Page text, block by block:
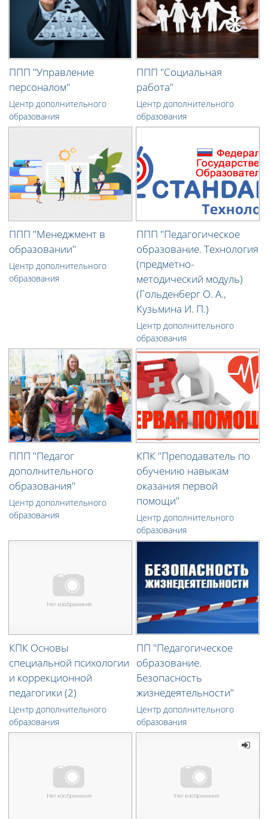
ППП "Управление
персоналом"
Центр дополнительного
образования
ППП "Социальная
работа"
Центр дополнительного
образования
ППП "Менеджмент в
образовании"
Центр дополнительного
образования
ППП "Педагогическое
образование. Технология
(предметно-
методический модуль)
(Гольденберг О. А.,
Кузьмина И. П.)
Центр дополнительного
образования
ППП "Педагог
дополнительного
образования"
Центр дополнительного
образования
КПК "Преподаватель по
обучению навыкам
оказания первой
помощи"
Центр дополнительного
образования
КПК Основы
специальной психологии
и коррекционной
педагогики (2)
Центр дополнительного
образования
ПП "Педагогическое
образование.
Безопасность
жизнедеятельности"
Центр дополнительного
образования